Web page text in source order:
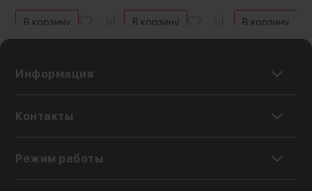
В корзину В корзину В корзину
Информация
Контакты
Режим работы